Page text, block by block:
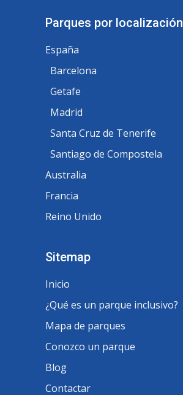
Parques por localización
España
Barcelona
Getafe
Madrid
Santa Cruz de Tenerife
Santiago de Compostela
Australia
Francia
Reino Unido
Sitemap
Inicio
¿Qué es un parque inclusivo?
Mapa de parques
Conozco un parque
Blog
Contactar